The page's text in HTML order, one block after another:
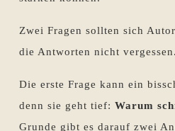
Zwei Fragen sollten sich
die Antworten nicht vergessen.
Die erste Frage kann ein
denn sie geht tief: Warum
Grunde gibt es darauf zwei